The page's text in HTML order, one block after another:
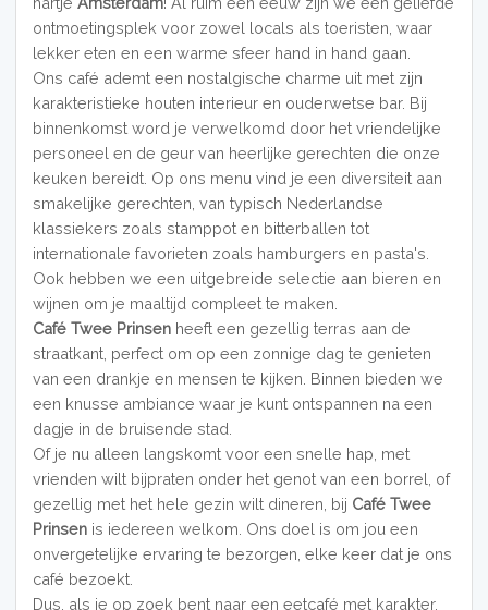
ontmoetingsplek voor zowel locals als toeristen, waar
lekker eten en een warme sfeer hand in hand gaan.
Ons café ademt een nostalgische charme uit met zijn
karakteristieke houten interieur en ouderwetse bar. Bij
binnenkomst word je verwelkomd door het vriendelijke
personeel en de geur van heerlijke gerechten die onze
keuken bereidt. Op ons menu vind je een diversiteit aan
smakelijke gerechten, van typisch Nederlandse
klassiekers zoals stamppot en bitterballen tot
internationale favorieten zoals hamburgers en pasta's.
Ook hebben we een uitgebreide selectie aan bieren en
wijnen om je maaltijd compleet te maken.
Café Twee Prinsenheeft een gezellig terras aan de
straatkant, perfect om op een zonnige dag te genieten
van een drankje en mensen te kijken. Binnen bieden we
een knusse ambiance waar je kunt ontspannen na een
dagje in de bruisende stad.
Of je nu alleen langskomt voor een snelle hap, met
vrienden wilt bijpraten onder het genot van een borrel, of
gezellig met het hele gezin wilt dineren, bij Café Twee
Prinsenis iedereen welkom. Ons doel is om jou een
onvergetelijke ervaring te bezorgen, elke keer dat je ons
café bezoekt.
Dus, als je op zoek bent naar een eetcafé met karakter,